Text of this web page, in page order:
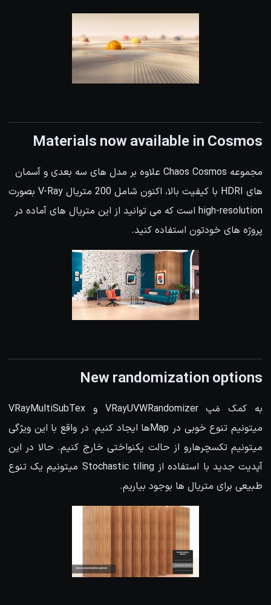
Materials now available in Cosmos
مجموعه Chaos Cosmos علاوه بر مدل های سه بعدی و آسمان
های HDRI با کیفیت بالا، اکنون شامل 200 متریال V-Ray بصورت
high-resolution است که می توانید از این متریال های آماده در
پروژه های خودتون استفاده کنید.
New randomization options
به کمک مَپ VRayUVWRandomizer و VRayMultiSubTex
میتونیم تنوع خوبی در Mapها ایجاد کنیم. در واقع با این ویژگی
میتونیم تکسچرهارو از حالت یکنواختی خارج کنیم. حالا در این
آپدیت جدید با استفاده از Stochastic tiling میتونیم یک تنوع
طبیعی برای متریال ها بوجود بیاریم.